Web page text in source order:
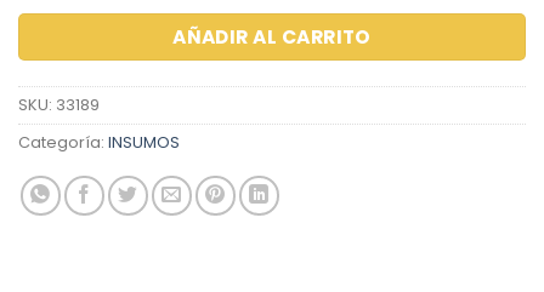
AÑADIR AL CARRITO
SKU: 33189
Categoría: INSUMOS